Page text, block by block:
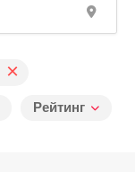
×
Рейтинг